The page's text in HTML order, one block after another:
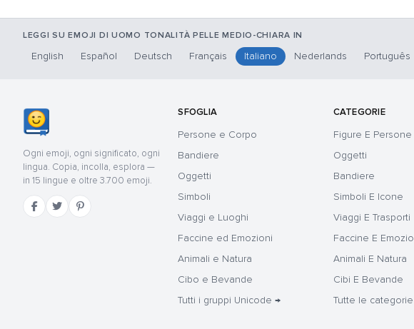
LEGGI SU EMOJI DI UOMO TONALITÀ PELLE MEDIO-CHIARA IN
English Español Deutsch Français Italiano Nederlands Português
Ogni emoji, ogni significato, ogni
lingua. Copia, incolla, esplora —
in 15 lingue e oltre 3.700 emoji.
SFOGLIA
Persone e Corpo
Bandiere
Oggetti
Simboli
Viaggi e Luoghi
Faccine ed Emozioni
Animali e Natura
Cibo e Bevande
Tutti i gruppi Unicode →
CATEGORIE
Figure E Persone
Oggetti
Bandiere
Simboli E Icone
Viaggi E Trasporti
Faccine E
Animali E Natura
Cibi E Bevande
Tutte le